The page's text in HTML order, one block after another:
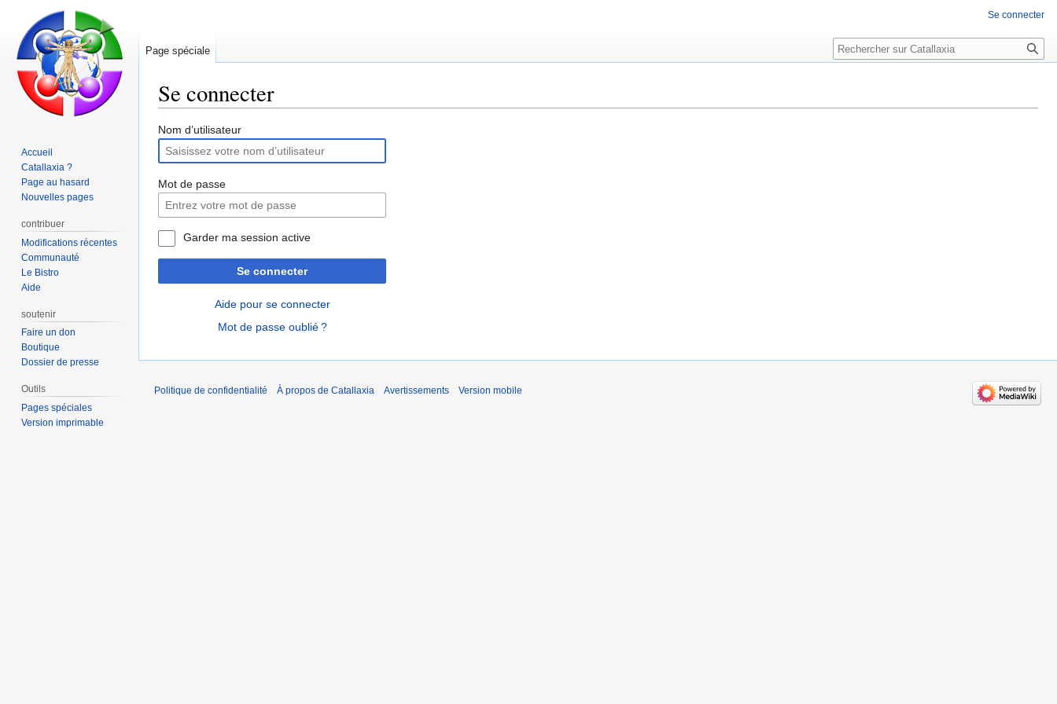
Se connecter
Aller
la
navigation
Aller
la
recherche
Nom d’utilisateur
Mot de passe
Garder ma session active
Se connecter
Aide pour se connecter
Mot de passe oublié ?
Se connecter
Page spéciale Rechercher
Accueil
Catallaxia ?
Page au hasard
Nouvelles pages
contribuer
Modifications récentes
Communauté
Le Bistro
Aide
soutenir
Faire un don
Boutique
Dossier de presse
Outils
Pages spéciales
Version imprimable
Politique de confidentialité À propos de Catallaxia Avertissements Version mobile